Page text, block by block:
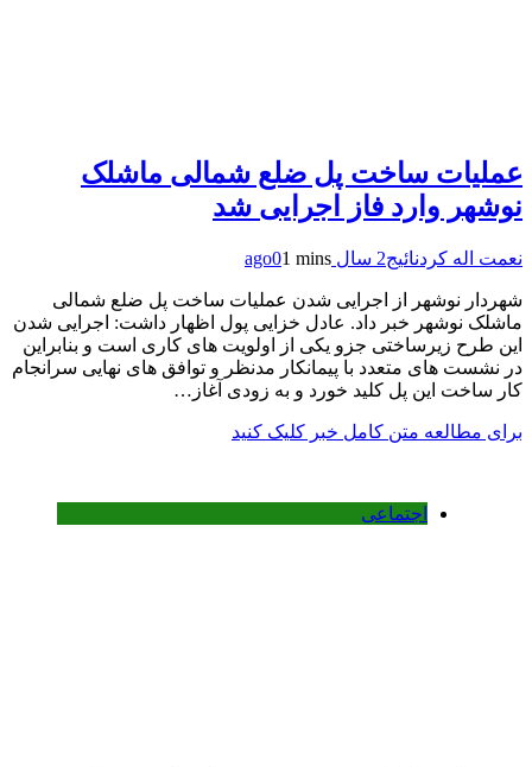
عملیات ساخت پل ضلع شمالی ماشلک
نوشهر وارد فاز اجرایی شد
نعمت اله کردنائیج2 سال ago 01 mins
شهردار نوشهر از اجرایی شدن عملیات ساخت پل ضلع شمالی
ماشلک نوشهر خبر داد. عادل خزایی پول اظهار داشت: اجرایی شدن
این طرح زیرساختی جزو یکی از اولویت های کاری است و بنابراین
در نشست های متعدد با پیمانکار مدنظر و توافق های نهایی سرانجام
کار ساخت این پل کلید خورد و به زودی آغاز…
برای مطالعه متن کامل خبر کلیک کنید
اجتماعی